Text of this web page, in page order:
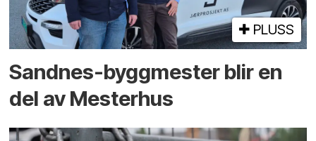
PLUSS
Sandnes-byggmester blir en
del av Mesterhus